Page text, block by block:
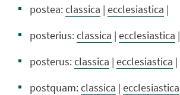
postea:classica | ecclesiastica |
posterius:classica | ecclesiastica |
posterus:classica | ecclesiastica |
postquam:classica | ecclesiastica